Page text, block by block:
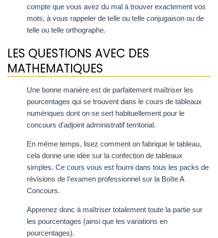
compte que vous avez du mal à trouver exactement vos
mots, à vous rappeler de telle ou telle conjugaison ou de
telle ou telle orthographe.
LES QUESTIONS AVEC DES
MATHEMATIQUES
Une bonne manière est de parfaitement maîtriser les
pourcentages qui se trouvent dans le cours de tableaux
numériques dont on se sert habituellement pour le
concours d'adjoint administratif territorial.
En même temps, lisez comment on fabrique le tableau,
cela donne une idée sur la confection de tableaux
simples. Ce cours vous est fourni dans tous les packs de
révisions de l'examen professionnel sur la Boîte A
Concours.
Apprenez donc à maîtriser totalement toute la partie sur
les pourcentages (ainsi que les variations en
pourcentages).